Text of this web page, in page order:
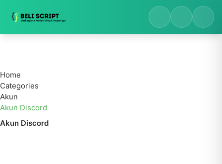
Home
Categories
Akun
Akun Discord
Akun Discord